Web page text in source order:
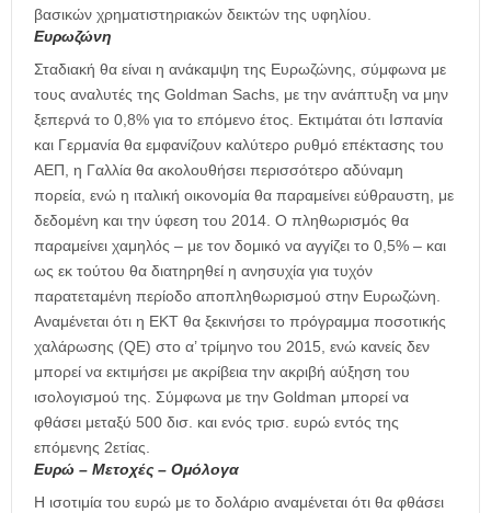
βασικών χρηματιστηριακών δεικτών της υφηλίου.
Ευρωζώνη
Σταδιακή θα είναι η ανάκαμψη της Ευρωζώνης, σύμφωνα με
τους αναλυτές της Goldman Sachs, με την ανάπτυξη να μην
ξεπερνά το 0,8% για το επόμενο έτος. Εκτιμάται ότι Ισπανία
και Γερμανία θα εμφανίζουν καλύτερο ρυθμό επέκτασης του
ΑΕΠ, η Γαλλία θα ακολουθήσει περισσότερο αδύναμη
πορεία, ενώ η ιταλική οικονομία θα παραμείνει εύθραυστη, με
δεδομένη και την ύφεση του 2014. Ο πληθωρισμός θα
παραμείνει χαμηλός – με τον δομικό να αγγίζει το 0,5% – και
ως εκ τούτου θα διατηρηθεί η ανησυχία για τυχόν
παρατεταμένη περίοδο αποπληθωρισμού στην Ευρωζώνη.
Αναμένεται ότι η ΕΚΤ θα ξεκινήσει το πρόγραμμα ποσοτικής
χαλάρωσης (QE) στο α’ τρίμηνο του 2015, ενώ κανείς δεν
μπορεί να εκτιμήσει με ακρίβεια την ακριβή αύξηση του
ισολογισμού της. Σύμφωνα με την Goldman μπορεί να
φθάσει μεταξύ 500 δισ. και ενός τρισ. ευρώ εντός της
επόμενης 2ετίας.
Ευρώ – Μετοχές – Ομόλογα
Η ισοτιμία του ευρώ με το δολάριο αναμένεται ότι θα φθάσει